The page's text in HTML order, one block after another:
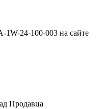
24-100-003 на сайте
Продавца